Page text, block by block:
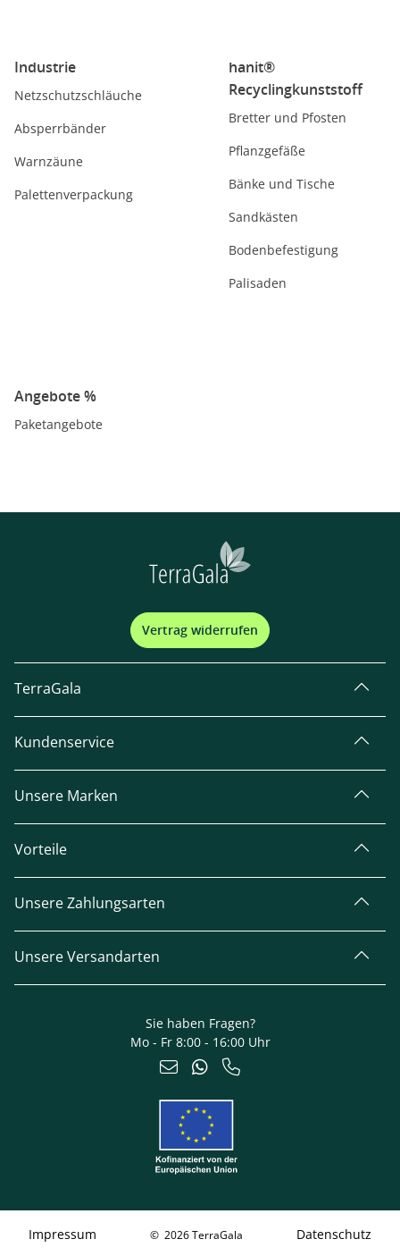
Industrie
Netzschutzschläuche
Absperrbänder
Warnzäune
Palettenverpackung
hanit®
Recyclingkunststoff
Bretter und Pfosten
Pflanzgefäße
Bänke und Tische
Sandkästen
Bodenbefestigung
Palisaden
Angebote %
Paketangebote
Vertrag widerrufen
TerraGala
Kundenservice
Unsere Marken
Vorteile
Unsere Zahlungsarten
Unsere Versandarten
Sie haben Fragen?
Mo - Fr 8:00 - 16:00 Uhr
Impressum © 2026 TerraGala Datenschutz